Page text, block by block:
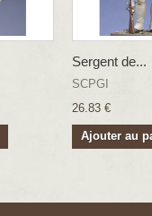
Sergent de...
SCPGI
26.83 €
Ajouter au